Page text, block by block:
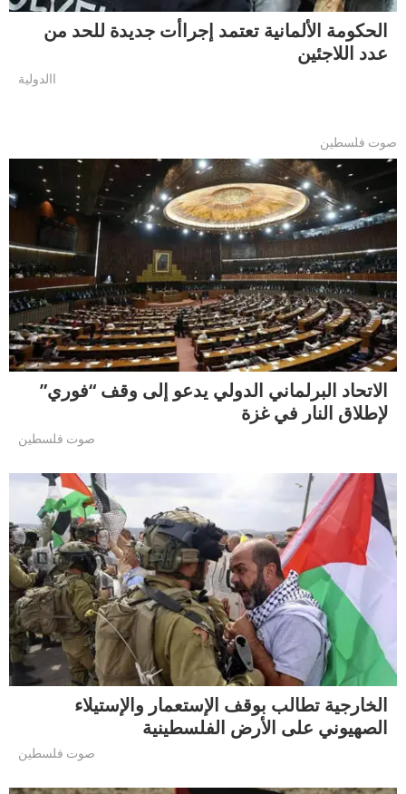
الحكومة الألمانية تعتمد إجراأت جديدة للحد من
عدد اللاجئين
االدولية
صوت فلسطين
الاتحاد البرلماني الدولي يدعو إلى وقف “فوري”
لإطلاق النار في غزة
صوت فلسطين
الخارجية تطالب بوقف الإستعمار والإستيلاء
الصهيوني على الأرض الفلسطينية
صوت فلسطين